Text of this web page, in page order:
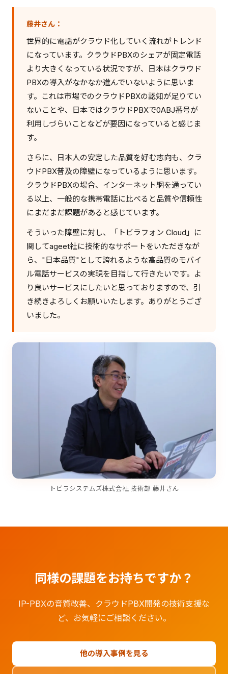
藤井さん：
世界的に電話がクラウド化していく流れがトレンド
になっています。クラウドPBXのシェアが固定電話
より大きくなっている状況ですが、日本はクラウド
PBXの導入がなかなか進んでいないように思いま
す。これは市場でのクラウドPBXの認知が足りてい
ないことや、日本ではクラウドPBXで0ABJ番号が
利用しづらいことなどが要因になっていると感じま
す。
さらに、日本人の安定した品質を好む志向も、クラ
ウドPBX普及の障壁になっているように思います。
クラウドPBXの場合、インターネット網を通ってい
る以上、一般的な携帯電話に比べると品質や信頼性
にまだまだ課題があると感じています。
そういった障壁に対し、「トビラフォン Cloud」に
関してageet社に技術的なサポートをいただきなが
ら、"日本品質"として誇れるような高品質のモバイ
ル電話サービスの実現を目指して行きたいです。よ
り良いサービスにしたいと思っておりますので、引
き続きよろしくお願いいたします。ありがとうござ
いました。
トビラシステムズ株式会社 技術部 藤井さん
同様の課題をお持ちですか？
IP-PBXの音質改善、クラウドPBX開発の技術支援な
ど、お気軽にご相談ください。
他の導入事例を見る